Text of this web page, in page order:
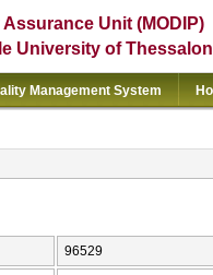
Unit (MODIP)
University of
Management System
96529